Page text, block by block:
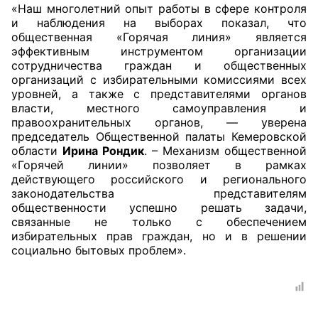
Соглашения
Рекомендации
Порядок работы ЦОН
Аппарат ОП КО
УСТАВ ГКУ “АППАРАТ ОП КО”
Доходы руководителя за 2024 г.
«Наш многолетний опыт работы в сфере контроля
и наблюдения на выборах показал, что
общественная «Горячая линия» является
эффективным инструментом организации
сотрудничества граждан и общественных
организаций с избирательными комиссиями всех
уровней, а также с представителями органов
власти, местного самоуправления и
правоохранительных органов, — уверена
председатель Общественной палаты Кемеровской
области Ирина Рондик. – Механизм общественной
«Горячей линии» позволяет в рамках
действующего российского и регионального
законодательства представителям
общественности успешно решать задачи,
связанные не только с обеспечением
избирательных прав граждан, но и в решении
социально бытовых проблем».